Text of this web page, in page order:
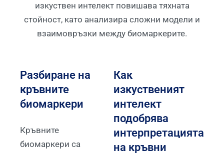
изкуствен интелект повишава тяхната
стойност, като анализира сложни модели и
взаимовръзки между биомаркерите.
Разбиране на
кръвните
биомаркери
Кръвните
биомаркери са
Как
изкуственият
интелект
подобрява
интерпретацията
на кръвни